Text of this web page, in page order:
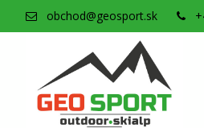
obchod@geosport.sk